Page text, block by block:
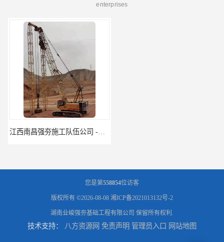
enterprises
江西南昌强夯施工队伍公司 -湖南业峻强夯基础工程
您是第558854位访客
版权所有 ©2026-08-08 湘ICP备2021013132号-2
湖南业峻强夯基础工程有限公司 保留所有权利.
技术支持： 八方资源网 免责声明 管理员入口 网站地图